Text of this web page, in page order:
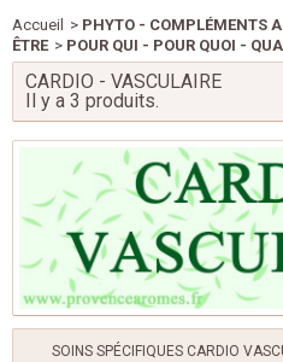
Accueil > PHYTO - COMPLÉMENTS
ÊTRE > POUR QUI - POUR QUOI -
CARDIO - VASCULAIRE
Il y a 3 produits.
SOINS SPÉCIFIQUES CARDIO